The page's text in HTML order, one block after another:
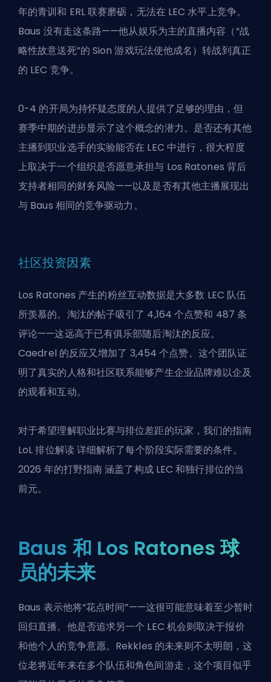
年的青训和 ERL 联赛磨砺，无法在 LEC 水平上竞争。
Baus 没有走这条路——他从娱乐为主的直播内容（“战
略性故意送死”的 Sion 游戏玩法使他成名）转战到真正
的 LEC 竞争。
0-4 的开局为持怀疑态度的人提供了足够的理由，但
赛季中期的进步显示了这个概念的潜力。是否还有其他
主播到职业选手的实验能否在 LEC 中进行，很大程度
上取决于一个组织是否愿意承担与 Los Ratones 背后
支持者相同的财务风险——以及是否有其他主播展现出
与 Baus 相同的竞争驱动力。
社区投资因素
Los Ratones 产生的粉丝互动数据是大多数 LEC 队伍
所羡慕的。淘汰的帖子吸引了 4,164 个点赞和 487 条
评论——这远高于已有俱乐部随后淘汰的反应。
Caedrel 的反应又增加了 3,454 个点赞。这个团队证
明了真实的人格和社区联系能够产生企业品牌难以企及
的观看和互动。
对于希望理解职业比赛与排位差距的玩家，我们的指南
LoL 排位解读详细解析了每个阶段实际需要的条件。
2026 年的打野指南涵盖了构成 LEC 和独行排位的当
前元。
Baus 和 Los Ratones 球
员的未来
Baus 表示他将“花点时间”——这很可能意味着至少暂时
回归直播。他是否追求另一个 LEC 机会则取决于报价
和他个人的竞争意愿。Rekkles 的未来则不太明朗，这
位老将近年来在多个队伍和角色间游走，这个项目似乎